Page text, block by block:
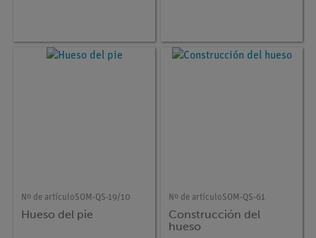
Nº de artículoSOM-QS-19/10
Hueso del pie
Nº de artículoSOM-QS-61
Construcción del
hueso